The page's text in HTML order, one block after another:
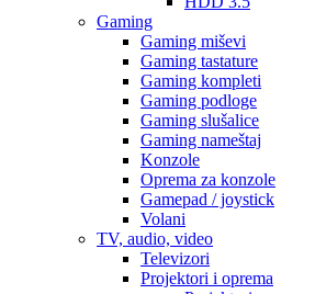
Gaming
Gaming miševi
Gaming tastature
Gaming kompleti
Gaming podloge
Gaming slušalice
Gaming nameštaj
Konzole
Oprema za konzole
Gamepad / joystick
Volani
TV, audio, video
Televizori
Projektori i oprema